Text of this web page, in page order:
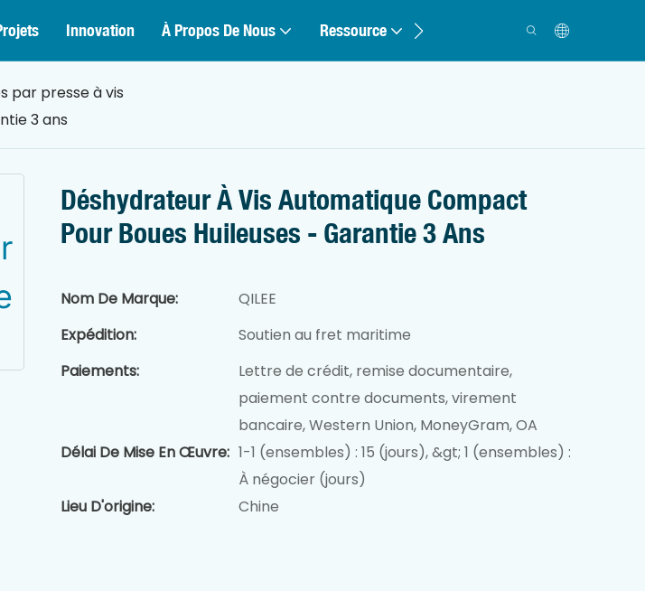
Innovation À Propos De Nous Ressource
par presse à vis
3 ans
Déshydrateur À Vis Automatique Compact
Pour Boues Huileuses - Garantie 3 Ans
Nom De Marque:
QILEE
Expédition:
Soutien au fret maritime
Paiements:
Lettre de crédit, remise documentaire,
paiement contre documents, virement
bancaire, Western Union, MoneyGram, OA
Délai De Mise En Œuvre: 1-1 (ensembles) : 15 (jours), &gt; 1 (ensembles) :
À négocier (jours)
Lieu D'origine:
Chine